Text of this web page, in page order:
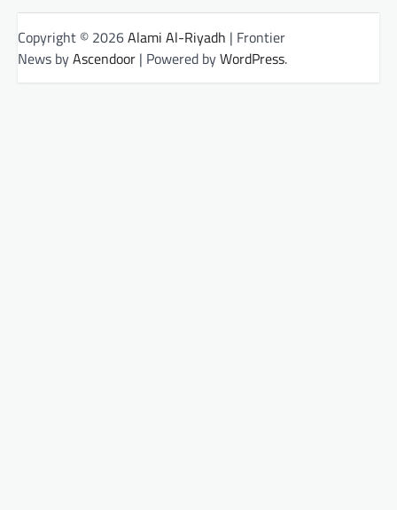
Copyright © 2026Alami Al-Riyadh | Frontier
News byAscendoor | Powered byWordPress.